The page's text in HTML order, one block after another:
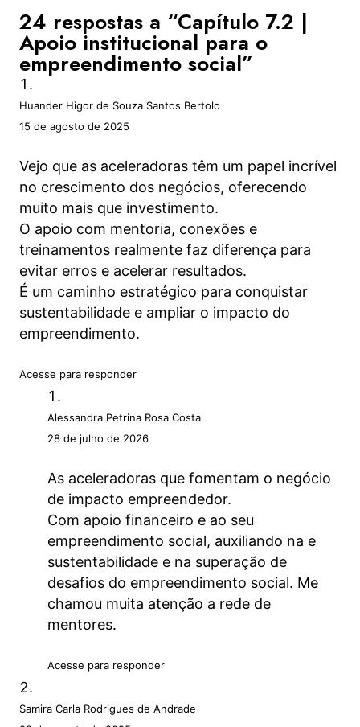
24 respostas a “Capítulo 7.2 |
Apoio institucional para o
empreendimento social”
Huander Higor de Souza Santos Bertolo
15 de agosto de 2025
Vejo que as aceleradoras têm um papel incrível
no crescimento dos negócios, oferecendo
muito mais que investimento.
O apoio com mentoria, conexões e
treinamentos realmente faz diferença para
evitar erros e acelerar resultados.
É um caminho estratégico para conquistar
sustentabilidade e ampliar o impacto do
empreendimento.
Acesse para responder
Alessandra Petrina Rosa Costa
28 de julho de 2026
As aceleradoras que fomentam o negócio
de impacto empreendedor.
Com apoio financeiro e ao seu
empreendimento social, auxiliando na e
sustentabilidade e na superação de
desafios do empreendimento social. Me
chamou muita atenção a rede de
mentores.
Acesse para responder
Samira Carla Rodrigues de Andrade